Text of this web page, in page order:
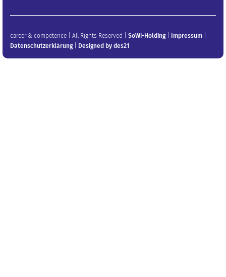
career & competence | All Rights Reserved | SoWi-Holding| Impressum
Datenschutzerklärung| Designed by des21